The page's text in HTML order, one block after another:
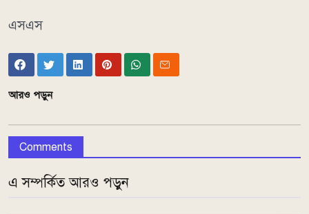
এসএস
আরও পড়ুন
Comments
এ সম্পর্কিত আরও পড়ুন